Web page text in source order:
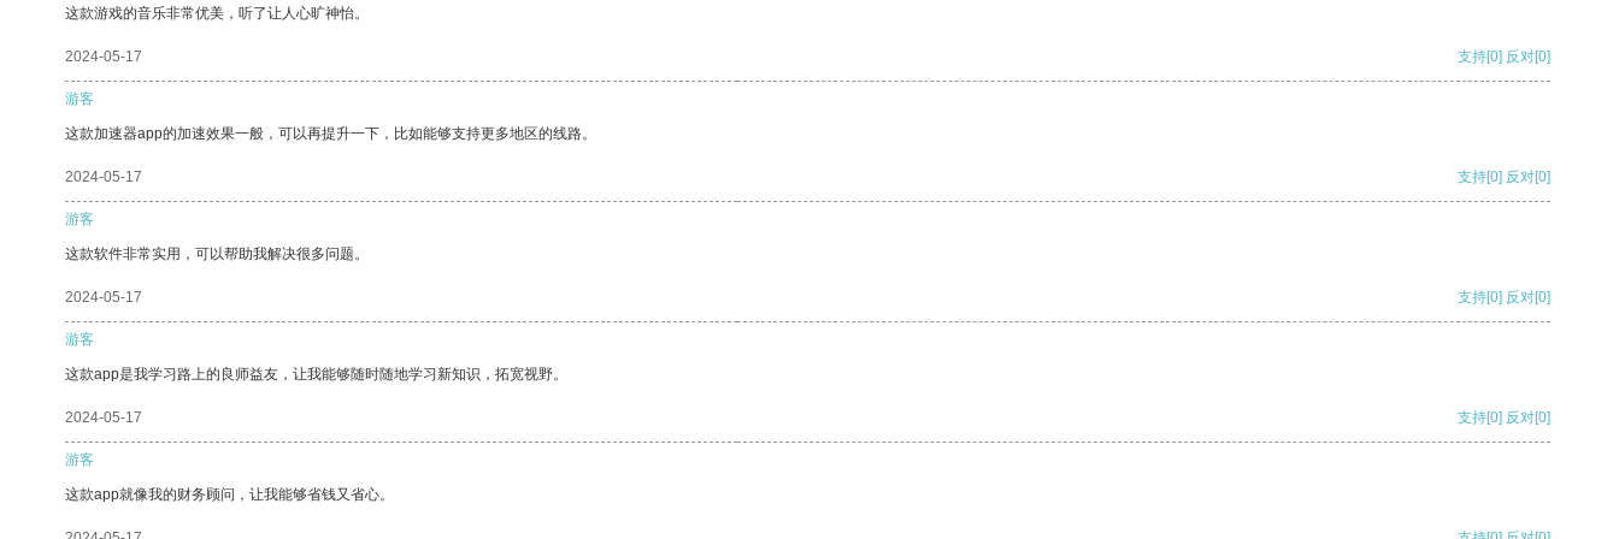
这款游戏的音乐非常优美，听了让人心旷神怡。
2024-05-17 支持[0] 反对[0]
游客
这款加速器app的加速效果一般，可以再提升一下，比如能够支持更多地区的线路。
2024-05-17 支持[0] 反对[0]
游客
这款软件非常实用，可以帮助我解决很多问题。
2024-05-17 支持[0] 反对[0]
游客
这款app是我学习路上的良师益友，让我能够随时随地学习新知识，拓宽视野。
2024-05-17 支持[0] 反对[0]
游客
这款app就像我的财务顾问，让我能够省钱又省心。